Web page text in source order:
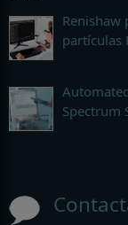
Renishaw
partículas
Spectrum